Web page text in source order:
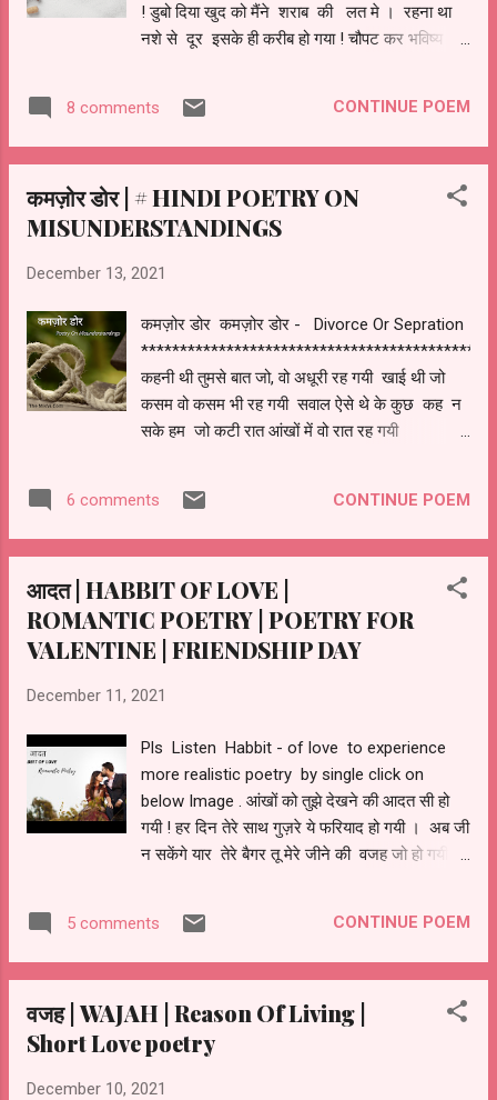
! डुबो दिया खुद को मैंने शराब की लत मे । रहना था
नशे से दूर इसके ही करीब हो गया ! चौपट कर भविष्य
परिवार से दूर लड़खड़ाता मैं रहा अनजान सड़कों पे न
जाने कब सो गया। कहाँ गिरा पता नहीं जो चोट लगी
अपनी नज़र से ही गिर गया । गलती अपनी न सुधार
सकूँ ना किसी का आदर्श बन सकूँ ! नशे से हो गया साथ
ख़तम हुई इज़त मेरी बेइज़्ज़ज़त हुई ! पत्नी बच्चे है सब
निकल चुका ! नशे म...
8 comments CONTINUE POEM
कमज़ोर डोर | # HINDI POETRY ON
MISUNDERSTANDINGS
December 13, 2021
कमज़ोर डोर कमज़ोर डोर - Divorce Or Sepration
*******************************************
कहनी थी तुमसे बात जो, वो अधूरी रह गयी खाई थी जो
कसम वो कसम भी रह गयी सवाल ऐसे थे के कुछ कह न
सके हम जो कटी रात आंखों में वो रात रह गयी
आइना भी चेहरा अलग दिखायेगा हमें पछतावा है अपने
अभिमान पे हमें मान रहे थे जिसे अपना वही सजा देगा हमें
तय न हुई रिश्ता तो क्या निभता यार अपना ! डोर तो पहले
ही कमज़ोर थी गांठ और पड़ गयी।
6 comments CONTINUE POEM
आदत | HABBIT OF LOVE |
ROMANTIC POETRY | POETRY FOR
VALENTINE | FRIENDSHIP DAY
December 11, 2021
Pls Listen Habbit - of love to experience
more realistic poetry by single click on
below Image . आंखों को तुझे देखने की आदत सी हो
गयी ! हर दिन तेरे साथ गुज़रे ये फरियाद हो गयी । अब जी
न सकेंगे यार तेरे बैगर तू मेरे जीने की वजह जो हो गयी ।
दिन और रात ! ज़िक्र तेरा ही हो चाहे रहूं किसी के साथ ।
तेरे होने से जो चेहरे पे मुस्कान है मेरे ! तेरी कही हर बात
तेरे ! आदतों को मेरी तेरी आदत जो पड़ गयी । । हो जैसे
फूलो संग खुशबू और सावन संग बरसात , वैसे ही मैं भी तेरे
5 comments CONTINUE POEM
वजह | WAJAH | Reason Of Living |
Short Love poetry
December 10, 2021